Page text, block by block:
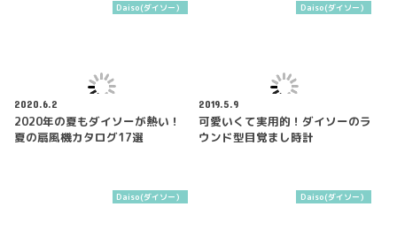
Daiso(ダイソー）
2020.6.2
2020年の夏もダイソーが熱い！
夏の扇風機カタログ17選
Daiso(ダイソー）
2019.5.9
可愛いくて実用的！ダイソーのラ
ウンド型目覚まし時計
Daiso(ダイソー） Daiso(ダイソー）